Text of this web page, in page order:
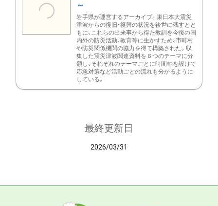
～
岩手県が運営するアーカイブ。東日本大震災
津波からの復旧・復興の状況を後世に残すとと
もに、これらの出来事から得た教訓を今後の国
内外の防災活動、教育等に生かすため、市町村
や防災関係機関の協力を得て構築された。収
集した震災津波関連資料を６つのテーマに分
類し、それぞれのテーマごとに時間軸を設けて
応急対策など活動ごとの流れも分かるように
している。
最終更新日
2026/03/31